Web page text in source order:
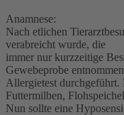
Anamnese:
Nach etlichen
verabreicht wurde, die
immer nur kurzzeitige
Gewebeprobe
Allergietest durchgeführt.
Futtermilben,
Nun sollte eine